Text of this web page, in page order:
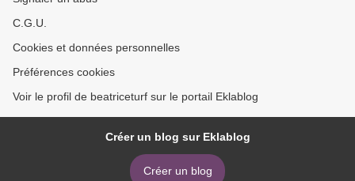
C.G.U.
Cookies et données personnelles
Préférences cookies
Voir le profil de beatriceturf sur le portail Eklablog
Créer un blog sur Eklablog
Créer un blog